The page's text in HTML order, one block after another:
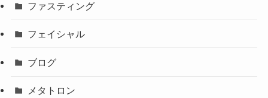
ファスティング
フェイシャル
ブログ
メタトロン